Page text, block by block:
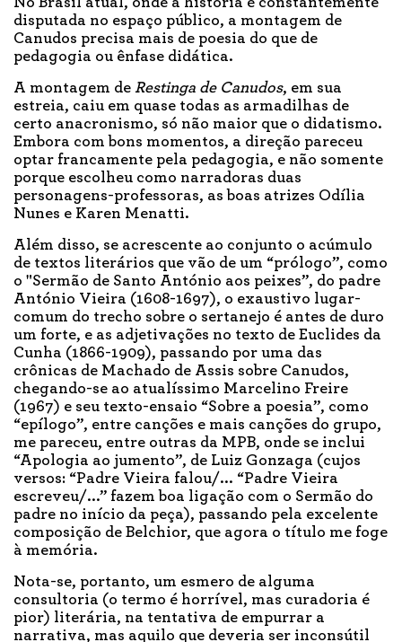
disputada no espaço público, a montagem de
Canudos precisa mais de poesia do que de
pedagogia ou ênfase didática.
A montagem de Restinga de Canudos, em sua
estreia, caiu em quase todas as armadilhas de
certo anacronismo, só não maior que o didatismo.
Embora com bons momentos, a direção pareceu
optar francamente pela pedagogia, e não somente
porque escolheu como narradoras duas
personagens-professoras, as boas atrizes Odília
Nunes e Karen Menatti.
Além disso, se acrescente ao conjunto o acúmulo
de textos literários que vão de um “prólogo”, como
o "Sermão de Santo António aos peixes”, do padre
António Vieira (1608-1697), o exaustivo lugar-
comum do trecho sobre o sertanejo é antes de duro
um forte, e as adjetivações no texto de Euclides da
Cunha (1866-1909), passando por uma das
crônicas de Machado de Assis sobre Canudos,
chegando-se ao atualíssimo Marcelino Freire
(1967) e seu texto-ensaio “Sobre a poesia”, como
“epílogo”, entre canções e mais canções do grupo,
me pareceu, entre outras da MPB, onde se inclui
“Apologia ao jumento”, de Luiz Gonzaga (cujos
versos: “Padre Vieira falou/... “Padre Vieira
escreveu/...” fazem boa ligação com o Sermão do
padre no início da peça), passando pela excelente
composição de Belchior, que agora o título me foge
à memória.
Nota-se, portanto, um esmero de alguma
consultoria (o termo é horrível, mas curadoria é
pior) literária, na tentativa de empurrar a
narrativa, mas aquilo que deveria ser inconsútil